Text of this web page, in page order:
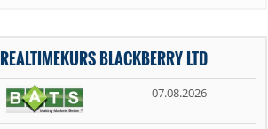
REALTIMEKURS BLACKBERRY LTD
07.08.2026